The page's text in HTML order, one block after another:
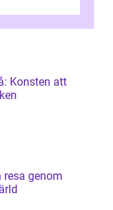
Konsten att
resa genom